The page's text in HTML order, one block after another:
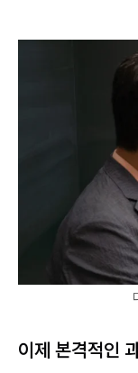
이제 본격적인